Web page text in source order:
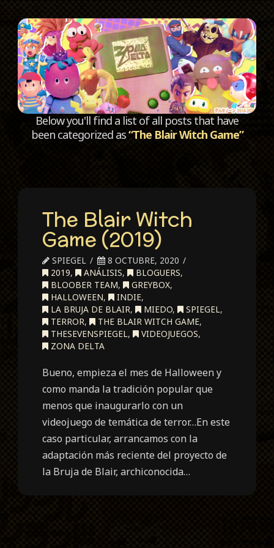
Below you'll find a list of all posts that have
been categorized as“The Blair Witch Game”
The Blair Witch
Game (2019)
SPIEGEL
8 OCTUBRE, 2020
2019, ANÁLISIS, BLOGUERS,
BLOOBER TEAM, GREYBOX,
HALLOWEEN, INDIE,
LA BRUJA DE BLAIR, MIEDO, SPIEGEL,
TERROR, THE BLAIR WITCH GAME,
THESEVENSPIEGEL, VIDEOJUEGOS,
ZONA DELTA
Bueno, empieza el mes de Halloween y
como manda la tradición popular que
menos que inaugurarlo con un
videojuego de temática de terror…En este
caso particular, arrancamos con la
adaptación más reciente del proyecto de
la Bruja de Blair, archiconocida…